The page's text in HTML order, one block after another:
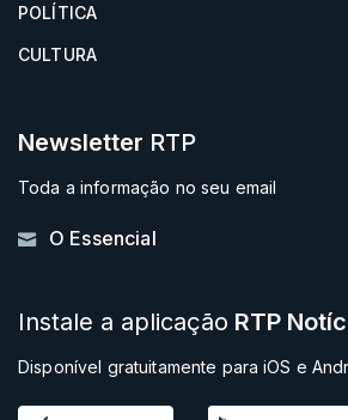
POLÍTICA
CULTURA
Newsletter RTP
Toda a informação no seu email
O Essencial
Instale a aplicação RTP
Disponível gratuitamente para iOS e